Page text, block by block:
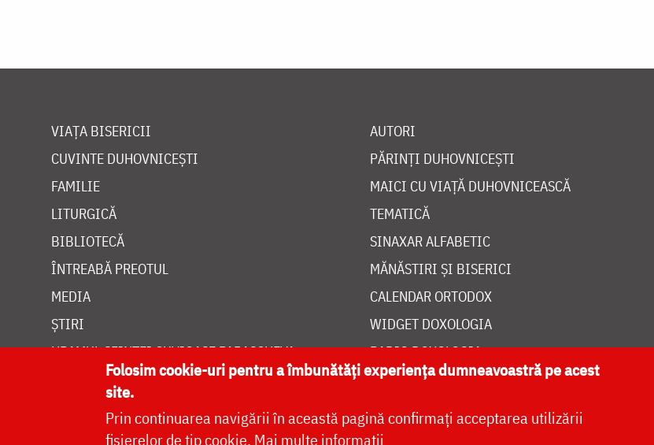
VIAȚA BISERICII
CUVINTE DUHOVNICEȘTI
FAMILIE
LITURGICĂ
BIBLIOTECĂ
ÎNTREABĂ PREOTUL
MEDIA
ȘTIRI
HRAMUL SFINTEI CUVIOASE PARASCHEVA
AUTORI
PĂRINȚI DUHOVNICEȘTI
MAICI CU VIAȚĂ DUHOVNICEASCĂ
TEMATICĂ
SINAXAR ALFABETIC
MĂNĂSTIRI ȘI BISERICI
CALENDAR ORTODOX
WIDGET DOXOLOGIA
RADIO DOXOLOGIA
Folosim cookie-uri pentru a îmbunătăți experiența dumneavoastră pe acest
site.
Prin continuarea navigării în această pagină confirmați acceptarea utilizării
fișierelor de tip cookie. Mai multe informații